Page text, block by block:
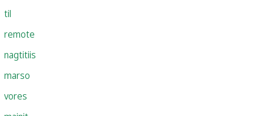
til
remote
nagtitiis
marso
vores